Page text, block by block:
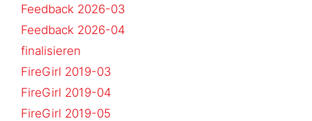
Feedback 2026-03
Feedback 2026-04
finalisieren
FireGirl 2019-03
FireGirl 2019-04
FireGirl 2019-05